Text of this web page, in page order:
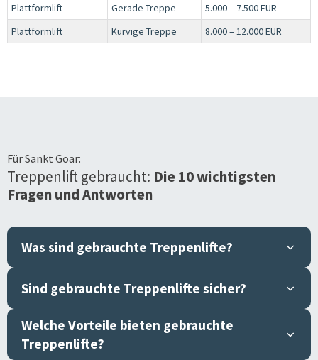
Plattformlift
Gerade Treppe
5.000 – 7.500 EUR
Plattformlift
Kurvige Treppe 8.000 – 12.000 EUR
FürSankt Goar:
Treppenlift gebraucht: Die 10 wichtigsten
Fragen und Antworten
Was sind gebrauchte Treppenlifte?
Sind gebrauchte Treppenlifte sicher?
Welche Vorteile bieten gebrauchte
Treppenlifte?